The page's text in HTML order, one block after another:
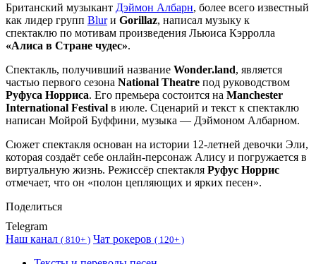
Британский музыкант Дэймон Албарн, более всего известный
как лидер групп Blurи Gorillaz, написал музыку к
спектаклю по мотивам произведения Льюиса Кэрролла
«Алиса в Стране чудес».
Спектакль, получивший название Wonder.land, является
частью первого сезона National Theatre под руководством
Руфуса Норриса. Его премьера состоится на Manchester
International Festival в июле. Сценарий и текст к спектаклю
написан Мойрой Буффини, музыка — Дэймоном Албарном.
Сюжет спектакля основан на истории 12-летней девочки Эли,
которая создаёт себе онлайн-персонаж Алису и погружается в
виртуальную жизнь. Режиссёр спектакля Руфус Норрис
отмечает, что он «полон цепляющих и ярких песен».
Поделиться
Telegram
Наш канал ( 810+ ) Чат рокеров ( 120+ )